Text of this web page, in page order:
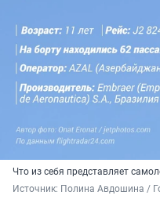
Что из себя представляет
Источник: Полина Авдошина /